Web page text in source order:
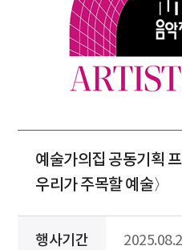
예술가의집 공동기획
우리가 주목할 예술〉
행사기간